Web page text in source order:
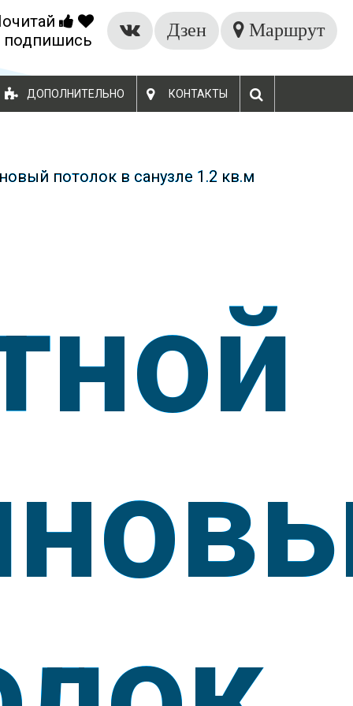
БЕСПЛАТНЫЙ ЗАМЕР
ДОПОЛНИТЕЛЬНО КОНТАКТЫ
подпишись
Дзен Маршрут
потолок в санузле 1.2 кв.м